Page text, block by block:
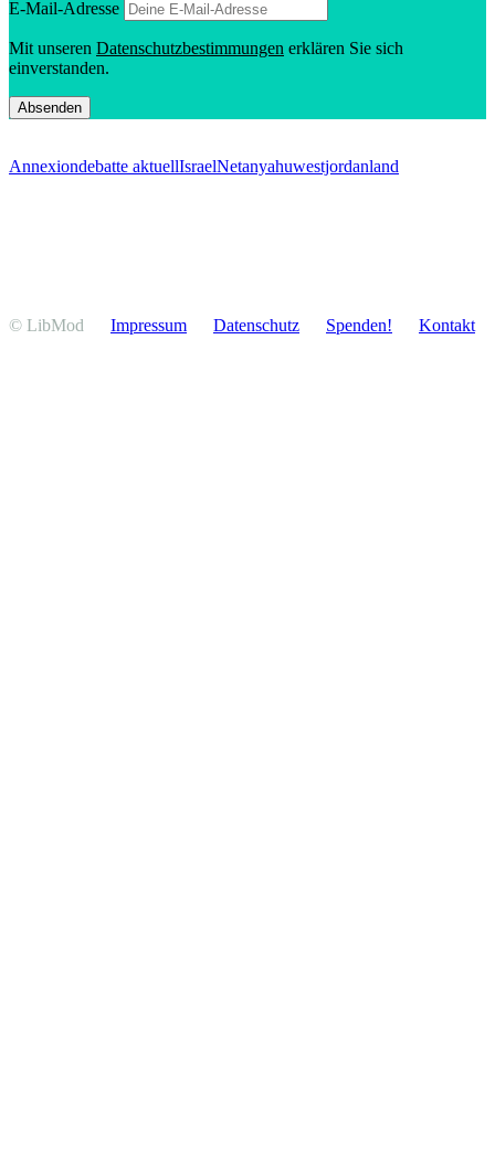
E‑Mail-Adresse
Mit unseren Daten­schutz­be­stim­mungen erklären Sie sich
einverstanden.
Annexiondebatte aktuellIsraelNetanyahuwestjordanland
© LibMod Impressum Daten­schutz Spenden! Kontakt